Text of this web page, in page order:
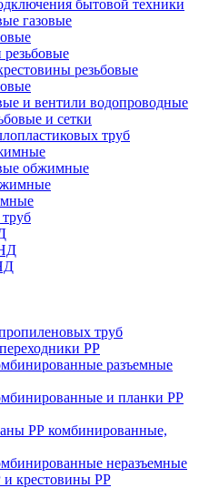
бытовой техники
газовые
резьбовые
и вентили водопроводные
и сетки
труб
обжимные
труб
РР
разъемные
и планки РР
РР комбинированные,
неразъемные
крестовины РР